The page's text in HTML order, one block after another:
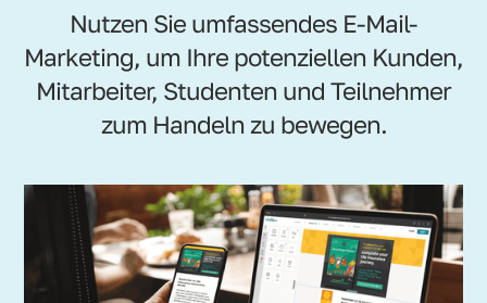
Nutzen Sie umfassendes E-Mail-
Marketing, um Ihre potenziellen Kunden,
Mitarbeiter, Studenten und Teilnehmer
zum Handeln zu bewegen.